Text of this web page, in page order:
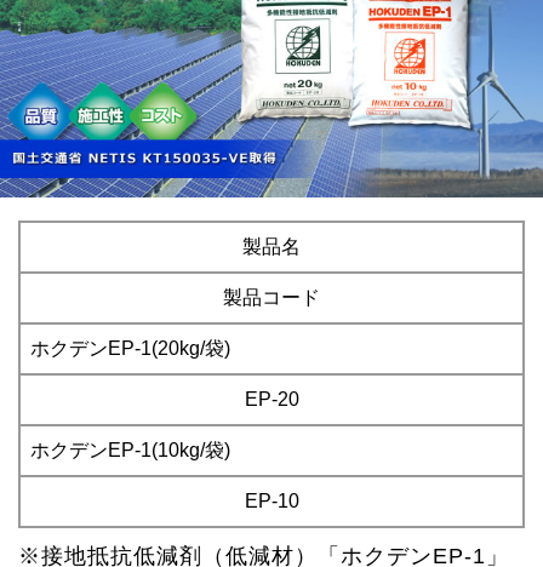
製品名
製品コード
ホクデンEP-1(20kg/袋)
EP-20
ホクデンEP-1(10kg/袋)
EP-10
※接地抵抗低減剤（低減材）「ホクデンEP-1」